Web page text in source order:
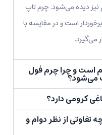
دیده می‌شود. چرم تاپ
است و در مقایسه با
می‌گیرد.
است و چرا چرم فول
می‌شود؟
کرومی دارد؟
از نظر دوام و